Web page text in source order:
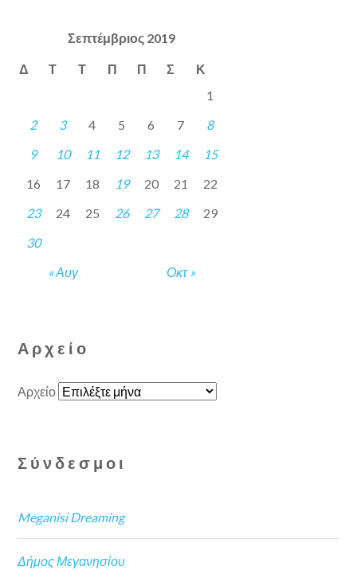
Σεπτέμβριος 2019
Δ Τ Τ Π Π Σ Κ
« Αυγ Οκτ »
1
2
3 4 5 6 7
8
9
10 11 12 13 14
15
16
17 18 19 20 21
22
23
24 25 26 27 28
29
30
Αρχείο
Αρχείο
Σύνδεσμοι
Meganisi Dreaming
Δήμος Μεγανησίου